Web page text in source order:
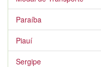
Paraíba
Piauí
Sergipe